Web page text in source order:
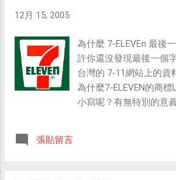
12月 15, 2005
為什麼 7-ELEVEn 最後
許你還沒發現最後一個
台灣的 7-11網站上的資
為什麼7-ELEVEN的商標
小寫呢？有無特別的意
張貼留言